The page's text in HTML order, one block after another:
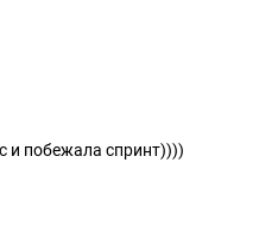
и побежала спринт))))